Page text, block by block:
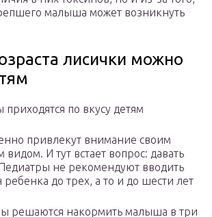
малыша может возникнуть
лисички можно
приходятся по вкусу детям
привлекут внимание своим
И тут встает вопрос: давать
не рекомендуют вводить
до трех, а то и до шести лет
решаются накормить малыша в три